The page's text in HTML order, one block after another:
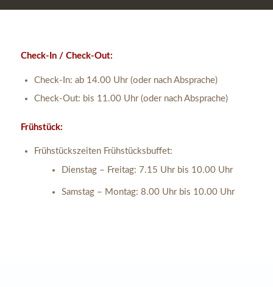
Check-In / Check-Out:
Check-In: ab 14.00 Uhr (oder nach Absprache)
Check-Out: bis 11.00 Uhr (oder nach Absprache)
Frühstück:
Frühstückszeiten Frühstücksbuffet:
Dienstag – Freitag: 7.15 Uhr bis 10.00 Uhr
Samstag – Montag: 8.00 Uhr bis 10.00 Uhr